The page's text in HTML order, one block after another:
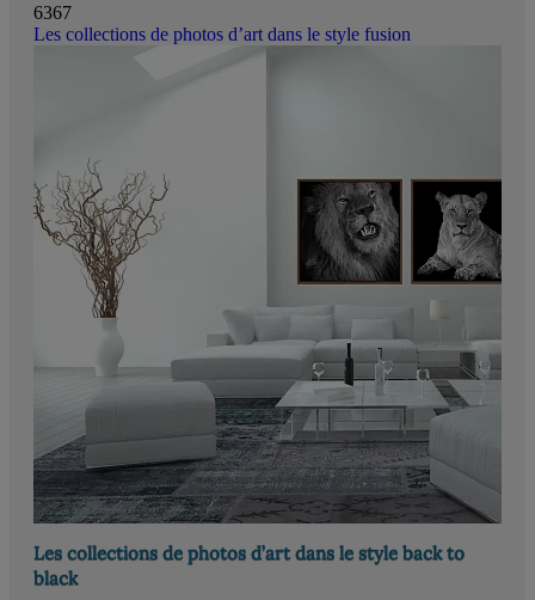
6367
Les collections de photos d’art dans le style fusion
Les collections de photos d’art dans le style back to
black